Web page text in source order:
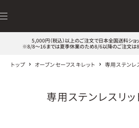
5,000円（税込）以上のご注文で日本全国送料ショ
※8/8～16までは夏季休業のため8/6以降のご注文は8/
トップ オーブンセーフスキレット 専用ステンレ
専用ステンレスリ